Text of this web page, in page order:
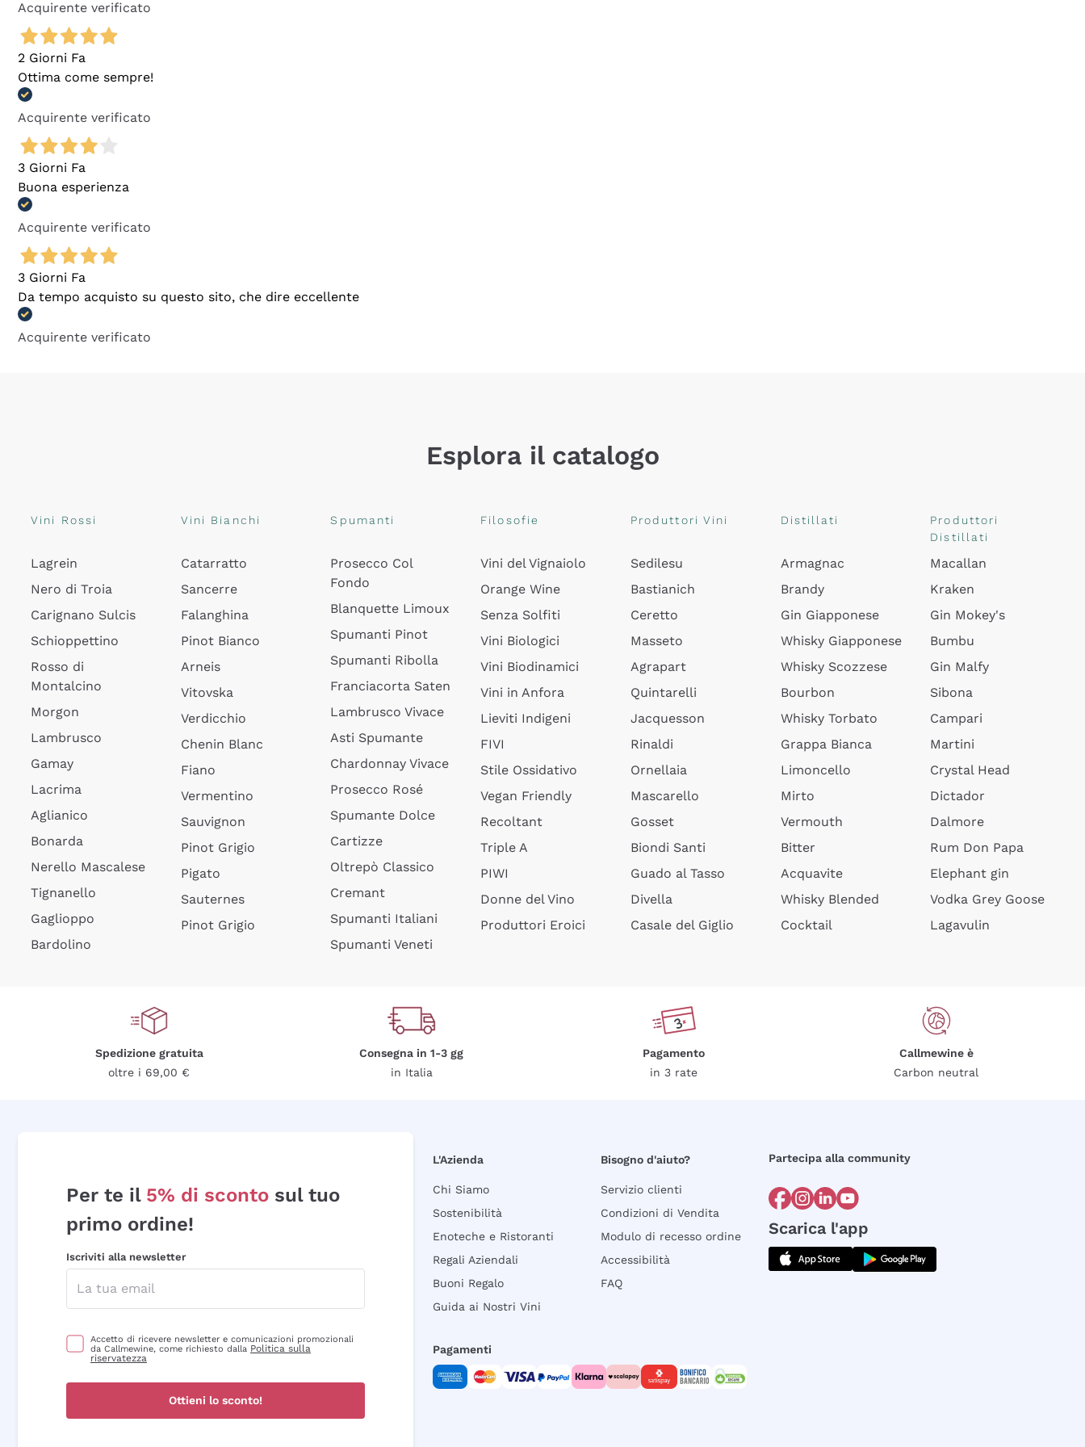
Acquirente verificato
2 Giorni Fa
Ottima come sempre!
Acquirente verificato
3 Giorni Fa
Buona esperienza
Acquirente verificato
3 Giorni Fa
Da tempo acquisto su questo sito, che dire eccellente
Acquirente verificato
Esplora il catalogo
Vini Rossi
Lagrein
Nero di Troia
Carignano Sulcis
Schioppettino
Rosso di
Montalcino
Morgon
Lambrusco
Gamay
Lacrima
Aglianico
Bonarda
Nerello Mascalese
Tignanello
Gaglioppo
Bardolino
Vini Bianchi
Catarratto
Sancerre
Falanghina
Pinot Bianco
Arneis
Vitovska
Verdicchio
Chenin Blanc
Fiano
Vermentino
Sauvignon
Pinot Grigio
Pigato
Sauternes
Pinot Grigio
Spumanti
Prosecco Col
Fondo
Blanquette Limoux
Spumanti Pinot
Spumanti Ribolla
Franciacorta Saten
Lambrusco Vivace
Asti Spumante
Chardonnay Vivace
Prosecco Rosé
Spumante Dolce
Cartizze
Oltrepò Classico
Cremant
Spumanti Italiani
Spumanti Veneti
Filosofie
Vini del Vignaiolo
Orange Wine
Senza Solfiti
Vini Biologici
Vini Biodinamici
Vini in Anfora
Lieviti Indigeni
FIVI
Stile Ossidativo
Vegan Friendly
Recoltant
Triple A
PIWI
Donne del Vino
Produttori Eroici
Produttori Vini
Sedilesu
Bastianich
Ceretto
Masseto
Agrapart
Quintarelli
Jacquesson
Rinaldi
Ornellaia
Mascarello
Gosset
Biondi Santi
Guado al Tasso
Divella
Casale del Giglio
Distillati
Armagnac
Brandy
Gin Giapponese
Whisky Giapponese
Whisky Scozzese
Bourbon
Whisky Torbato
Grappa Bianca
Limoncello
Mirto
Vermouth
Bitter
Acquavite
Whisky Blended
Cocktail
Produttori
Distillati
Macallan
Kraken
Gin Mokey's
Bumbu
Gin Malfy
Sibona
Campari
Martini
Crystal Head
Dictador
Dalmore
Rum Don Papa
Elephant gin
Vodka Grey Goose
Lagavulin
Spedizione gratuita
oltre i 69,00 €
Consegna in 1-3 gg
in Italia
Pagamento
in 3 rate
Callmewine è
Carbon neutral
Per te il 5% di sconto sul tuo
primo ordine!
Iscriviti alla newsletter
Accetto di ricevere newsletter e comunicazioni promozionali
da Callmewine, come richiesto dalla Politica sulla
riservatezza
Ottieni lo sconto!
L'Azienda
Chi Siamo
Sostenibilità
Enoteche e Ristoranti
Regali Aziendali
Buoni Regalo
Guida ai Nostri Vini
Bisogno d'aiuto?
Servizio clienti
Condizioni di Vendita
Modulo di recesso ordine
Accessibilità
FAQ
Partecipa alla community
Scarica l'app
Pagamenti